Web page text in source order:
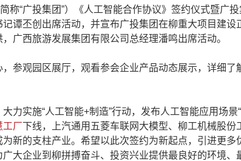
“广投集团”）《人工智能合作协议》签约仪式暨广投
谭丕创出席活动，并宣布广投集团在柳重大项目建设
广西旅游发展集团有限公司总经理潘鸣出席活动。
观园区展厅，观看参会企业产品动态展示，详细了
实施“人工智能+制造”行动，发布人工智能应用场景
工厂下线，上汽通用五菱车联网大模型、柳工机械股份
新的支柱产业。希望以此次签约为新起点，引进更多
大企业到柳拼搏奋斗、投资兴业提供最良好的环境、